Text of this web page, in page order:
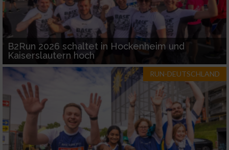
B2Run 2026 schaltet in Hockenheim und
Kaiserslautern hoch
RUN-DEUTSCHLAND